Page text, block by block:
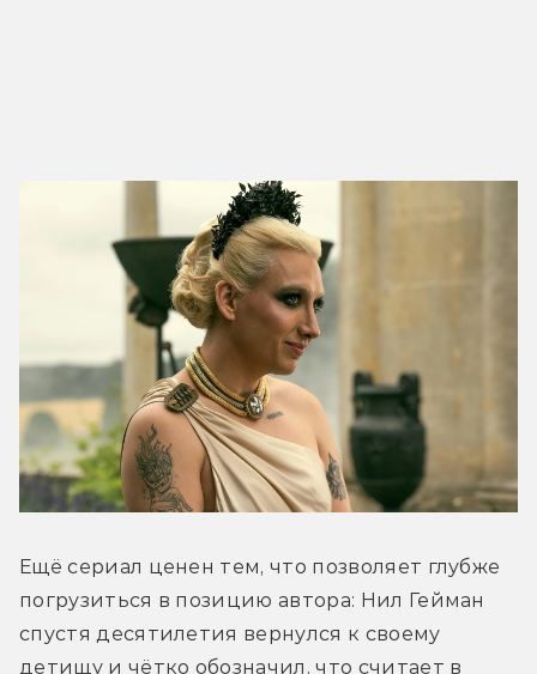
Ещё сериал ценен тем, что позволяет глубже
погрузиться в позицию автора: Нил Гейман
спустя десятилетия вернулся к своему
детищу и чётко обозначил, что считает в